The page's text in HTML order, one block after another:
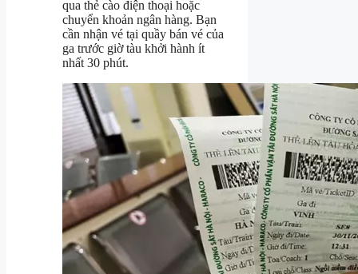
qua thẻ cào điện thoại hoặc
chuyển khoản ngân hàng. Bạn
cần nhận vé tại quầy bán vé của
ga trước giờ tàu khởi hành ít
nhất 30 phút.